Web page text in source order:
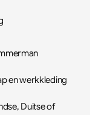
en werkkleding